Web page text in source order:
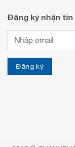
Đăng ký nhận tin